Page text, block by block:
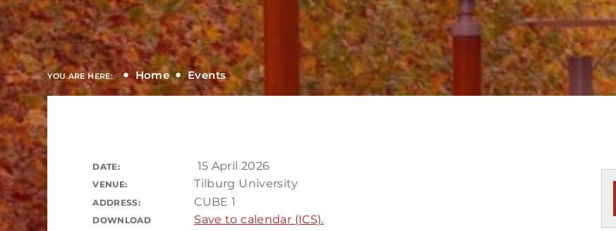
YOU ARE HERE: Home Events
DATE: 15 April 2026
VENUE: Tilburg University
ADDRESS: CUBE 1
DOWNLOAD Save to calendar (ICS).